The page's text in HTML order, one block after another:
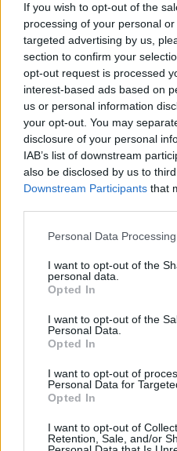
If you wish to opt-out of the
processing of your personal
targeted advertising by us,
section to confirm your
opt-out request is processed
interest-based ads based on
us or personal information
your opt-out. You may
disclosure of your personal
IAB’s list of downstream
also be disclosed by us to
Downstream Participants that
Please note that this website/
not limited to your visit or
grant or deny consent to
use your data for below
consent section.
Personal Data
I want to opt-out of the
personal data.
Opted In
I want to opt-out of the
Personal Data.
Opted In
I want to opt-out of
Personal Data for
Opted In
I want to opt-out of
Retention, Sale, and/or
ylion, declared
Kurvaország
16 éve
@Pierre (Bezuhov): tehát
legalább tudom, hogy
téged. köszönöm az
Horizont
16 éve
mi mik vagyunk??
@zsoltix: Nem kell reklám,
hogy végre kiírták a
pletykalap, de ez pont
Sültbolond
16 éve
@Horizont: Mi vagyunk
1. A statiszta létszámot